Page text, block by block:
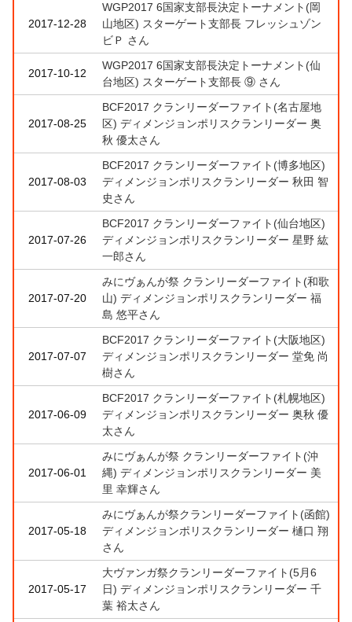
2017-12-28
WGP2017 6国家支部長決定トーナメント(岡
山地区) スターゲート支部長 フレッシュゾン
ビＰ さん
2017-10-12
WGP2017 6国家支部長決定トーナメント(仙
台地区) スターゲート支部長 ⑨ さん
2017-08-25
BCF2017 クランリーダーファイト(名古屋地
区) ディメンジョンポリスクランリーダー 奥
秋 優太さん
2017-08-03
BCF2017 クランリーダーファイト(博多地区)
ディメンジョンポリスクランリーダー 秋田 智
史さん
2017-07-26
BCF2017 クランリーダーファイト(仙台地区)
ディメンジョンポリスクランリーダー 星野 紘
一郎さん
2017-07-20
みにヴぁんが祭 クランリーダーファイト(和歌
山) ディメンジョンポリスクランリーダー 福
島 悠平さん
2017-07-07
BCF2017 クランリーダーファイト(大阪地区)
ディメンジョンポリスクランリーダー 堂免 尚
樹さん
2017-06-09
BCF2017 クランリーダーファイト(札幌地区)
ディメンジョンポリスクランリーダー 奥秋 優
太さん
2017-06-01
みにヴぁんが祭 クランリーダーファイト(沖
縄) ディメンジョンポリスクランリーダー 美
里 幸輝さん
2017-05-18
みにヴぁんが祭クランリーダーファイト(函館)
ディメンジョンポリスクランリーダー 樋口 翔
さん
2017-05-17
大ヴァンガ祭クランリーダーファイト(5月6
日) ディメンジョンポリスクランリーダー 千
葉 裕太さん